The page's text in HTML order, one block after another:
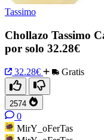
Tassimo
Chollazo Tassimo
por solo 32.28€
32.28€ Gratis
2574
0
MirY_oFerTas